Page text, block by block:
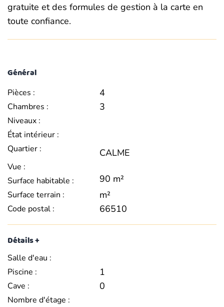
gratuite et des formules de gestion à la carte en
toute confiance.
Général
Pièces : 4
Chambres : 3
Niveaux :
État intérieur :
Quartier :
CALME
Vue :
Surface habitable :
90 m²
Surface terrain : m²
Code postal : 66510
Détails +
Salle d'eau :
Piscine :
1
Cave : 0
Nombre d'étage :